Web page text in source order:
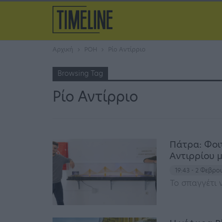
Αρχική ΡΟΗ Ρίο Αντίρριο
Browsing Tag
Ρίο Αντίρριο
Πάτρα:
Αντιρρίου
19:43 - 2
Το σπαγγέτι